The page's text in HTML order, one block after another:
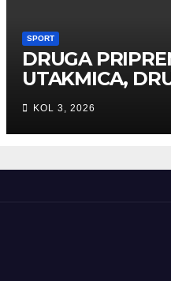
SPORT
DRUGA
UTAKMICA,
POBJEDA ZA
TIGROVE
KOL 3, 2026